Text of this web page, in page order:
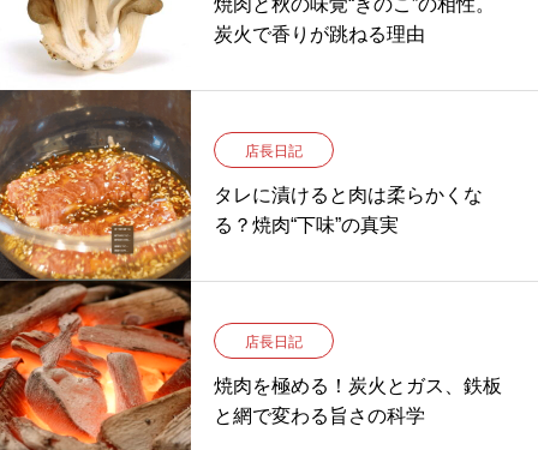
焼肉と秋の味覚“きのこ”の相性。
炭火で香りが跳ねる理由
店長日記
タレに漬けると肉は柔らかくな
る？焼肉“下味”の真実
店長日記
焼肉を極める！炭火とガス、鉄板
と網で変わる旨さの科学